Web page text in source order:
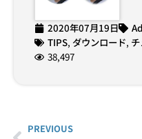
2020年07月19日
TIPS, ダウンロード,
38,497
PREVIOUS